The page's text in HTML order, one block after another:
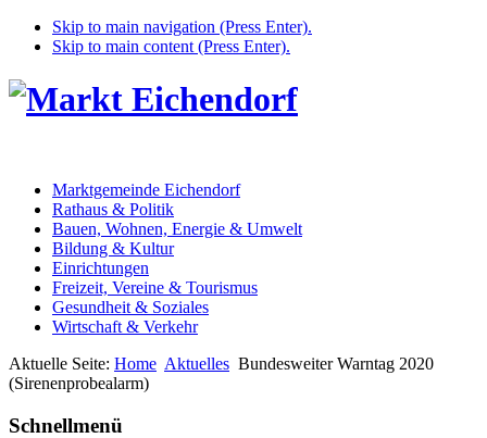
Skip to main navigation (Press Enter).
Skip to main content (Press Enter).
Marktgemeinde Eichendorf
Rathaus & Politik
Bauen, Wohnen, Energie & Umwelt
Bildung & Kultur
Einrichtungen
Freizeit, Vereine & Tourismus
Gesundheit & Soziales
Wirtschaft & Verkehr
Aktuelle Seite: Home Aktuelles Bundesweiter Warntag 2020
(Sirenenprobealarm)
Schnellmenü